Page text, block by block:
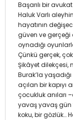
Başarılı bir
Haluk Varlı
hayatının
güven ve gerçeği
oynadığı
Çünkü gerçek,
Şikâyet
Burak’la
açılan bir kapıyı
çocukluk anıları
yavaş yavaş gün
koku, bir gözlük…